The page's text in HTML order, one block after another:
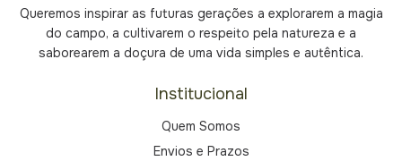
Queremos inspirar as futuras gerações a explorarem a magia
do campo, a cultivarem o respeito pela natureza e a
saborearem a doçura de uma vida simples e autêntica.
Institucional
Quem Somos
Envios e Prazos